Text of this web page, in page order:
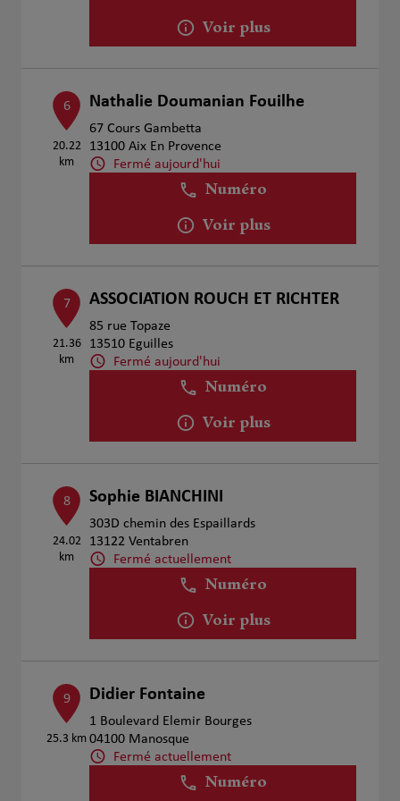
Voir plus
6
20.22
km
Nathalie Doumanian Fouilhe
67 Cours Gambetta
13100 Aix En Provence
Fermé aujourd'hui
Numéro
Voir plus
7
21.36
km
ASSOCIATION ROUCH ET RICHTER
85 rue Topaze
13510 Eguilles
Fermé aujourd'hui
Numéro
Voir plus
8
24.02
km
Sophie BIANCHINI
303D chemin des Espaillards
13122 Ventabren
Fermé actuellement
Numéro
Voir plus
9
25.3 km
Didier Fontaine
1 Boulevard Elemir Bourges
04100 Manosque
Fermé actuellement
Numéro